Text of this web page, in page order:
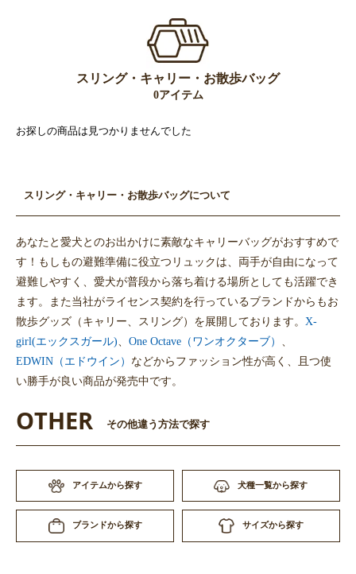
スリング・キャリー・お散歩バッグ
0アイテム
お探しの商品は見つかりませんでした
スリング・キャリー・お散歩バッグについて
あなたと愛犬とのお出かけに素敵なキャリーバッグがおすすめで
す！もしもの避難準備に役立つリュックは、両手が自由になって
避難しやすく、愛犬が普段から落ち着ける場所としても活躍でき
ます。また当社がライセンス契約を行っているブランドからもお
散歩グッズ（キャリー、スリング）を展開しております。 X-
girl(エックスガール)、 One Octave（ワンオクターブ） 、
EDWIN（エドウイン） などからファッション性が高く、且つ使
い勝手が良い商品が発売中です。
OTHER その他違う方法で探す
アイテムから探す 犬種一覧から探す
ブランドから探す サイズから探す